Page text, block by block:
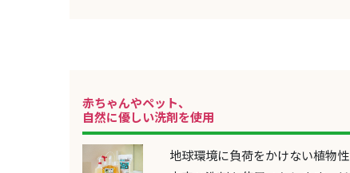
赤ちゃんやペット、
自然に優しい洗剤を使用
地球環境に負荷をかけない植物性